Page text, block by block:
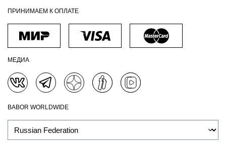
ПРИНИМАЕМ К ОПЛАТЕ
МЕДИА
BABOR WORLDWIDE